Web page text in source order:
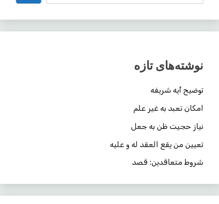
نوشته‌های تازه
توضیح آیه شریفه
امکان تعبد به غیر علم
نیاز حجیت ظن به جعل
تعیین من یقع العقد له و علیه
شروط متعاقدین: قصد